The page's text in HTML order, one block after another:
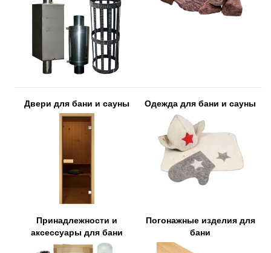
Двери для бани и сауны Одежда для бани и сауны
Принадлежности и
аксессуары для бани
Погонажные изделия для
бани